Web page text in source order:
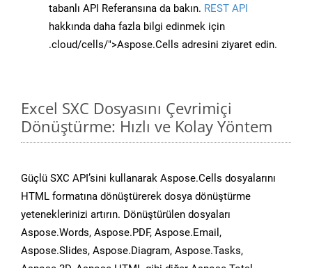
tabanlı API Referansına da bakın. REST API
hakkında daha fazla bilgi edinmek için
.cloud/cells/">Aspose.Cells adresini ziyaret edin.
Excel SXC Dosyasını Çevrimiçi
Dönüştürme: Hızlı ve Kolay Yöntem
Güçlü SXC API’sini kullanarak Aspose.Cells dosyalarını
HTML formatına dönüştürerek dosya dönüştürme
yeteneklerinizi artırın. Dönüştürülen dosyaları
Aspose.Words, Aspose.PDF, Aspose.Email,
Aspose.Slides, Aspose.Diagram, Aspose.Tasks,